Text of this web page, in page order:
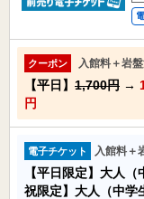
クーポン 入館料＋岩
【平日】 1,700円 →
円
電子チケット 入館料＋
【平日限定】大人（
祝限定】大人（中学